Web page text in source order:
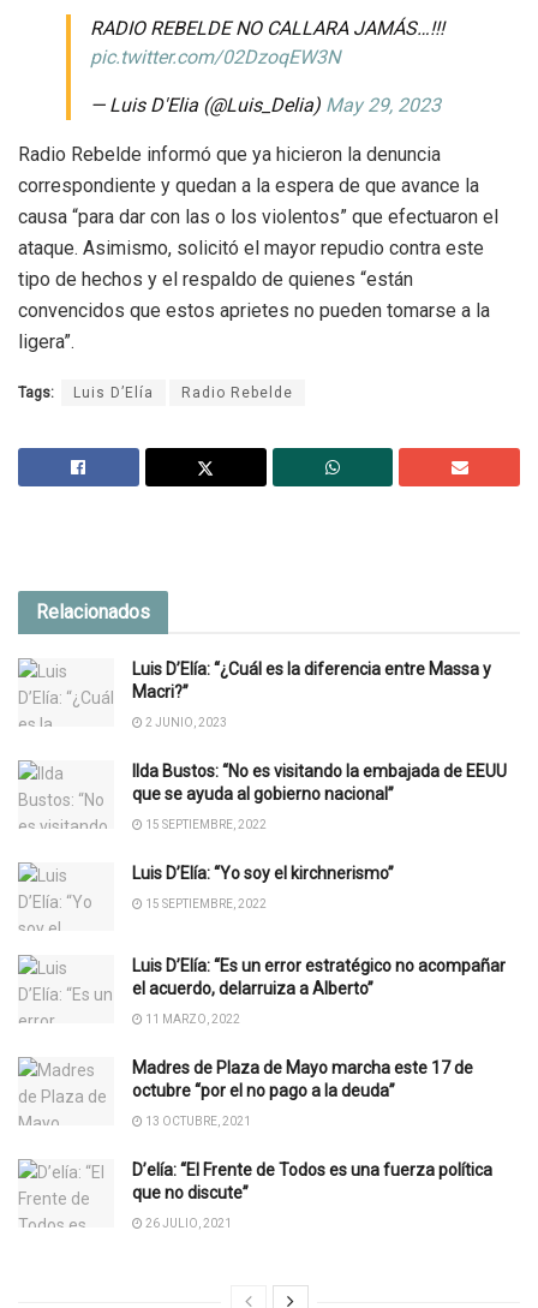
RADIO REBELDE NO CALLARA JAMÁS…!!!
pic.twitter.com/02DzoqEW3N
— Luis D'Elia (@Luis_Delia) May 29, 2023
Radio Rebelde informó que ya hicieron la denuncia
correspondiente y quedan a la espera de que avance la
causa “para dar con las o los violentos” que efectuaron el
ataque. Asimismo, solicitó el mayor repudio contra este
tipo de hechos y el respaldo de quienes “están
convencidos que estos aprietes no pueden tomarse a la
ligera”.
Tags: Luis D’Elía Radio Rebelde
Relacionados
Luis D’Elía: “¿Cuál es la diferencia entre Massa y
Macri?”
2 JUNIO, 2023
Ilda Bustos: “No es visitando la embajada de EEUU
que se ayuda al gobierno nacional”
15 SEPTIEMBRE, 2022
Luis D’Elía: “Yo soy el kirchnerismo”
15 SEPTIEMBRE, 2022
Luis D’Elía: “Es un error estratégico no acompañar
el acuerdo, delarruiza a Alberto”
11 MARZO, 2022
Madres de Plaza de Mayo marcha este 17 de
octubre “por el no pago a la deuda”
13 OCTUBRE, 2021
D’elía: “El Frente de Todos es una fuerza política
que no discute”
26 JULIO, 2021